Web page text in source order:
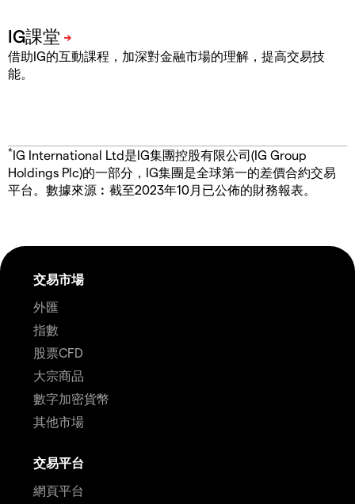
借助IG的互動課程，加深對金融市場的理解，提高交易技
能。
*IG International Ltd是IG集團控股有限公司(IG Group
Holdings Plc)的一部分，IG集團是全球第一的差價合約交易
平台。數據來源︰截至2023年10月已公佈的財務報表。
交易市場
外匯
指數
股票CFD
大宗商品
數字加密貨幣
其他市場
交易平台
網頁平台